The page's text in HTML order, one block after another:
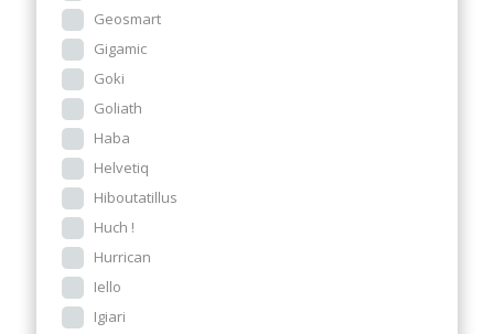
Geosmart
Gigamic
Goki
Goliath
Haba
Helvetiq
Hiboutatillus
Huch !
Hurrican
Iello
Igiari